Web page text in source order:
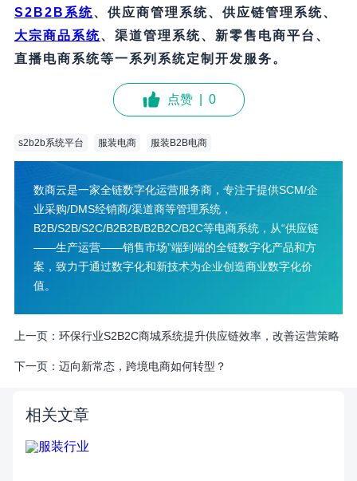
S2B2B系统、供应商管理系统、供应链管理系统、
大宗商品系统、渠道管理系统、新零售电商平台、
直播电商系统等一系列系统定制开发服务。
点赞 0
s2b2b系统平台 服装电商 服装B2B电商
数商云是一家全链数字化运营服务商，专注于提供SCM/企
业采购/DMS经销商/渠道商等管理系统，
B2B/S2B/S2C/B2B2B/B2B2C/B2C等电商系统，从“供应链
——生产运营——销售市场”端到端的全链数字化产品和方
案，致力于通过数字化和新技术为企业创造商业数字化价
值。
上一页： 环保行业S2B2C商城系统提升供应链效率，改善运营策略
下一页： 迈向新常态，跨境电商如何转型？
相关文章